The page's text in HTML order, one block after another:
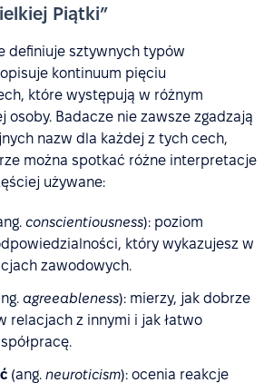
Piątki”
definiuje sztywnych typów
kontinuum pięciu
które występują w różnym
osoby. Badacze nie zawsze zgadzają
nazw dla każdej z tych cech,
można spotkać różne interpretacje
używane:
conscientiousness): poziom
który wykazujesz w
zawodowych.
agreeableness): mierzy, jak dobrze
relacjach z innymi i jak łatwo
(ang. neuroticism): ocenia reakcje